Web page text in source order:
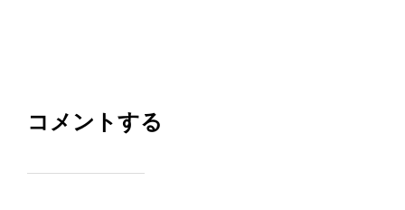
コメントする